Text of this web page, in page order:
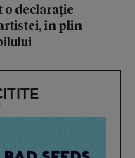
o declarație
în plin